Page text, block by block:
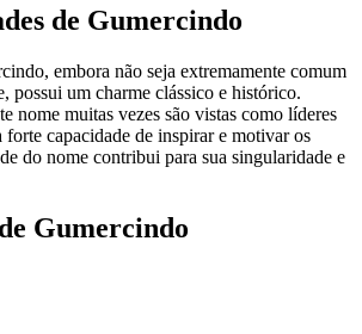
de Gumercindo
embora não seja extremamente comum
possui um charme clássico e histórico.
nome muitas vezes são vistas como líderes
forte capacidade de inspirar e motivar os
do nome contribui para sua singularidade e
de Gumercindo